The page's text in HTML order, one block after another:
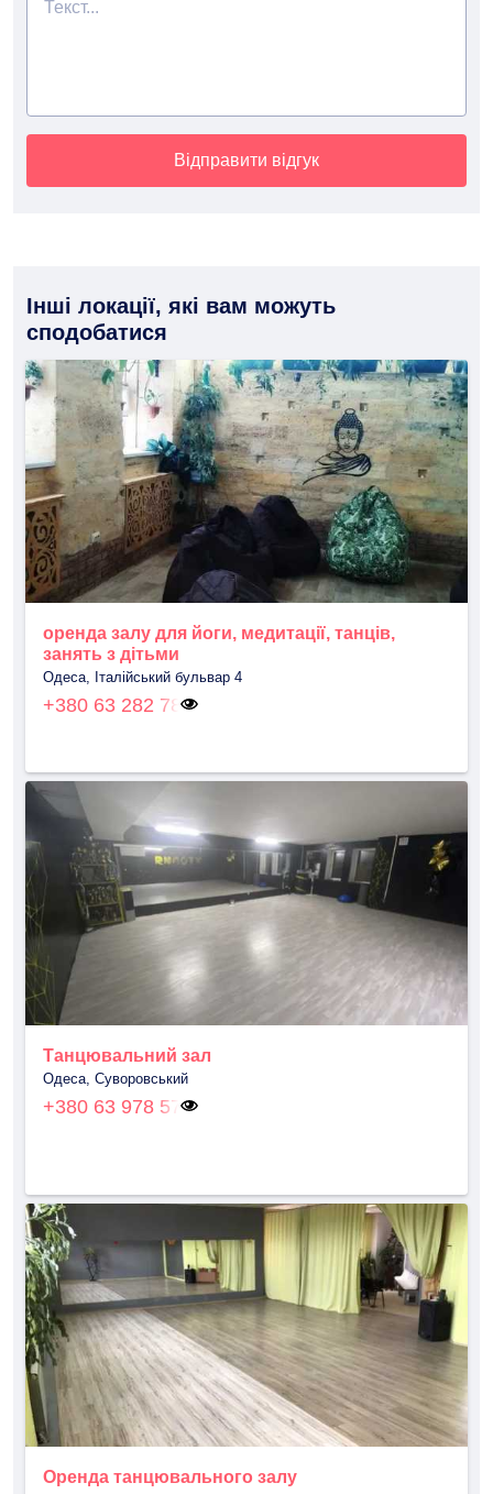
Відправити відгук
Інші локації, які вам можуть
сподобатися
оренда залу для йоги, медитації, танців,
занять з дітьми
Одеса, Італійський бульвар 4
+380 63 282 78
Танцювальний зал
Одеса, Суворовський
+380 63 978 57
Оренда танцювального залу